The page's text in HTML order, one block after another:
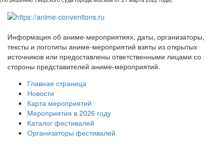
Информация об аниме-мероприятиях, даты, организаторы,
тексты и логотипы аниме-мероприятий взяты из открытых
источников или предоставлены ответственными лицами со
стороны представителей аниме-мероприятий.
Главная страница
Новости
Карта мероприятий
Мероприятия в 2026 году
Каталог фестивалей
Организаторы фестивалей